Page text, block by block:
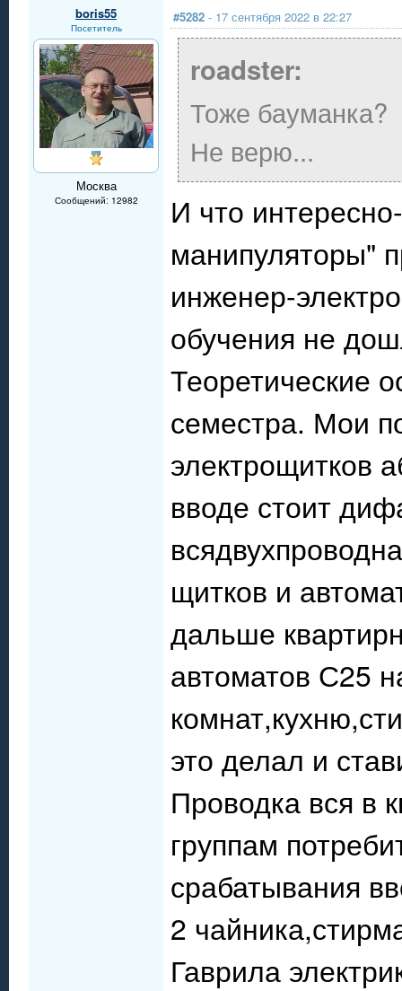
boris55
Посетитель
Москва
Сообщений: 12982
#5282 - 17 сентября 2022 в 22:27
roadster:
Тоже бауманка?
Не верю...
И что
манипуляторы"
инженер-
обучения не
Теоретические
семестра. Мои
электрощитков
вводе стоит
щитков и
дальше
автоматов С25
это делал и
Проводка вся в
группам
срабатывания
2
Гаврила